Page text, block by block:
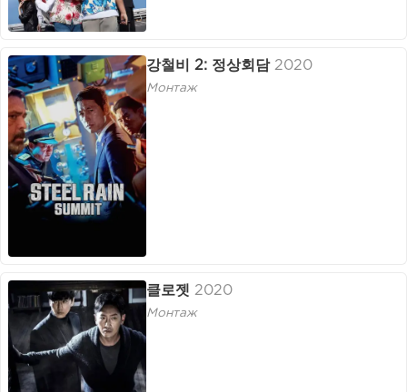
강철비 2: 정상회담 2020
Монтаж
클로젯 2020
Монтаж